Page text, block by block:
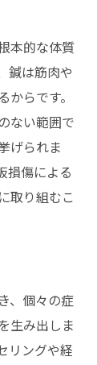
紹介
は
声
について
の感想
共有
術
る
本的な体質
鍼は筋肉や
らです。
ない範囲で
げられま
損傷による
取り組むこ
、個々の症
生み出しま
リングや経